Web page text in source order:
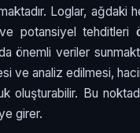
Loglar, ağdaki
potansiyel tehditleri
önemli veriler
ve analiz edilmesi,
oluşturabilir. Bu
girer.